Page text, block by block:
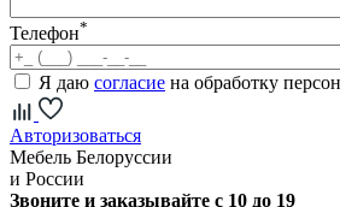
Телефон*
Я даю согласие на обработку
Авторизоваться
Мебель Белоруссии
и России
Звоните и заказывайте с 10 до 19